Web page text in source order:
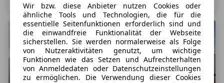
deutlich gewachsen. Hybrid-Fahrzeuge in verschi
Wir bzw. diese Anbieter nutzen Cookies oder
ähnliche Tools und Technologien, die für die
essentielle Seitenfunktionen erforderlich sind und
die einwandfreie Funktionalität der Webseite
sicherstellen. Sie werden normalerweise als Folge
von Nutzeraktivitäten genutzt, um wichtige
Funktionen wie das Setzen und Aufrechterhalten
von Anmeldedaten oder Datenschutzeinstellungen
zu ermöglichen. Die Verwendung dieser Cookies